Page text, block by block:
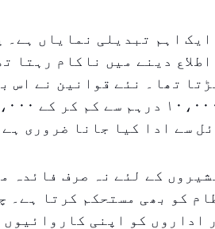
اہم تبدیلی نمایاں ہے۔
دینے میں ناکام رہتا
تھا۔ نئے قوانین نے اس
سے ادا کیا جانا ضروری ہے۔
کے لئے نہ صرف فائدہ
کو بھی مستحکم کرتا ہے۔
اداروں کو اپنی کاروائیوں